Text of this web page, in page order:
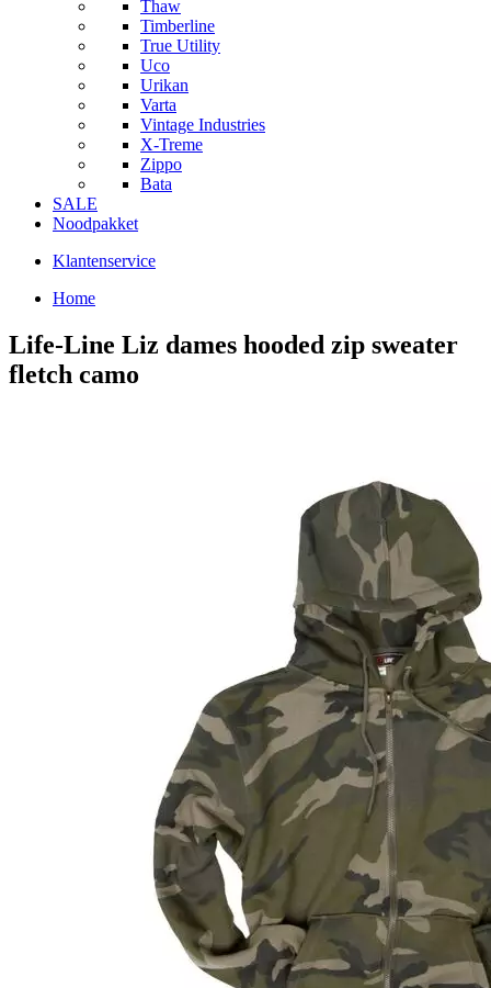
Thaw
Timberline
True Utility
Uco
Urikan
Varta
Vintage Industries
X-Treme
Zippo
Bata
SALE
Noodpakket
Klantenservice
Home
Life-Line Liz dames hooded zip sweater
fletch camo